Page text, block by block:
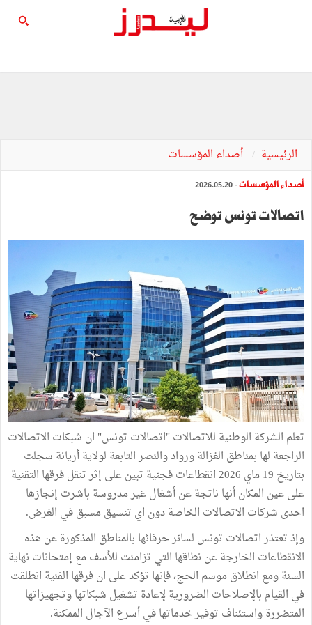
الرئيسية أصداء المؤسسات
أصداء المؤسسات- 2026.05.20
اتصالات تونس توضح
تعلم الشركة الوطنية للاتصالات "اتصالات تونس" ان شبكات الاتصالات
الراجعة لها بمناطق الغزالة ورواد والنصر التابعة لولاية أريانة سجلت
بتاريخ 19 ماي 2026 انقطاعات فجئية تبين على إثر تنقل فرقها التقنية
على عين المكان أنها ناتجة عن أشغال غير مدروسة باشرت إنجازها
احدى شركات الاتصالات الخاصة دون اي تنسيق مسبق في الغرض.
وإذ تعتذر اتصالات تونس لسائر حرفائها بالمناطق المذكورة عن هذه
الانقطاعات الخارجة عن نطاقها التي تزامنت للأسف مع إمتحانات نهاية
السنة ومع انطلاق موسم الحج، فإنها تؤكد على ان فرقها الفنية انطلقت
في القيام بالإصلاحات الضرورية لإعادة تشغيل شبكاتها وتجهيزاتها
المتضررة واستئناف توفير خدماتها في أسرع الآجال الممكنة.